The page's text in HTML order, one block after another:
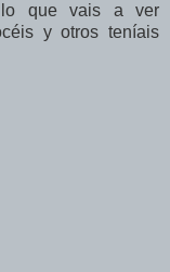
que vais a ver
y otros teníais